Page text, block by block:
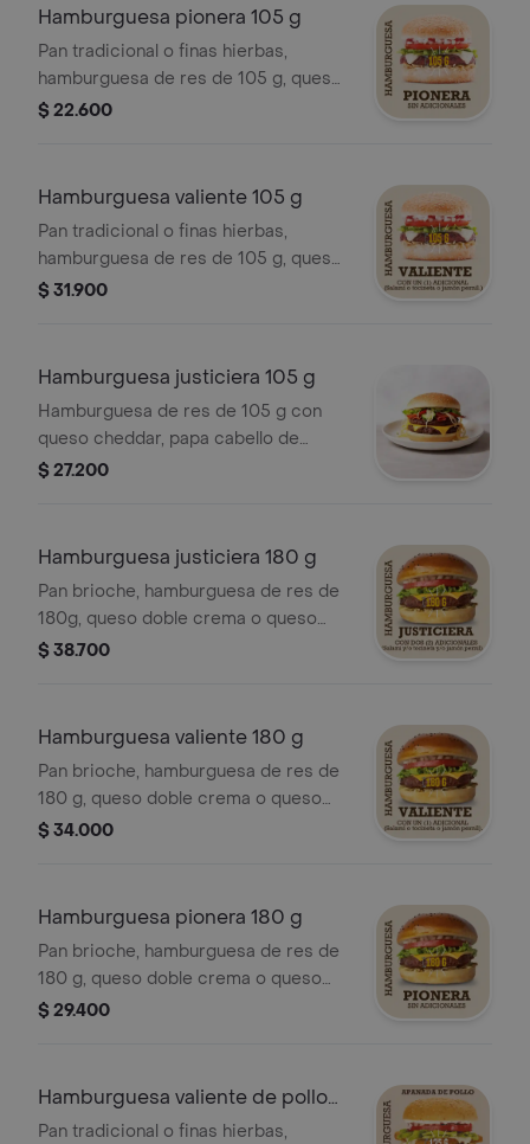
Hamburguesa pionera 105 g
Pan tradicional o finas hierbas,
hamburguesa de res de 105 g, queso
doble crema o queso tipo cheddar,
$ 22.600
Hamburguesa valiente 105 g
Pan tradicional o finas hierbas,
hamburguesa de res de 105 g, queso
doble crema o queso tipo cheddar,
pernil.
$ 31.900
Hamburguesa justiciera 105 g
Hamburguesa de res de 105 g con
queso cheddar, papa cabello de
ángel, vegetales frescos y opción de
$ 27.200
Hamburguesa justiciera 180 g
Pan brioche, hamburguesa de res de
180g, queso doble crema o queso
tipo cheddar, papa cabello de ángel,
$ 38.700
Hamburguesa valiente 180 g
Pan brioche, hamburguesa de res de
180 g, queso doble crema o queso
tipo cheddar, papa cabello de ángel,
$ 34.000
Hamburguesa pionera 180 g
Pan brioche, hamburguesa de res de
180 g, queso doble crema o queso
tipo cheddar, papa cabello de ángel,
$ 29.400
Hamburguesa valiente de pollo
apanado
Pan tradicional o finas hierbas,